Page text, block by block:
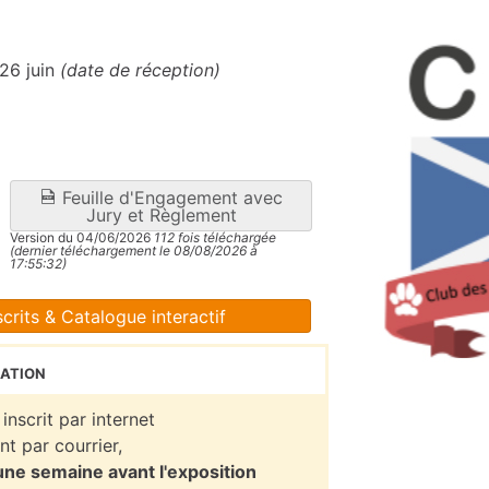
juin (date de réception)
Feuille d'Engagement avec
Jury et Règlement
Version du 04/06/2026 112 fois téléchargée
(dernier téléchargement le 08/08/2026 à
17:55:32)
& Catalogue interactif
par internet
par courrier,
semaine avant l'exposition